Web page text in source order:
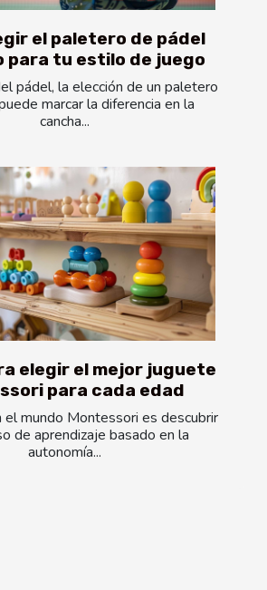
el paletero de pádel
tu estilo de juego
pádel, la elección de un paletero
marcar la diferencia en la
cancha...
elegir el mejor juguete
para cada edad
mundo Montessori es descubrir
de aprendizaje basado en la
autonomía...